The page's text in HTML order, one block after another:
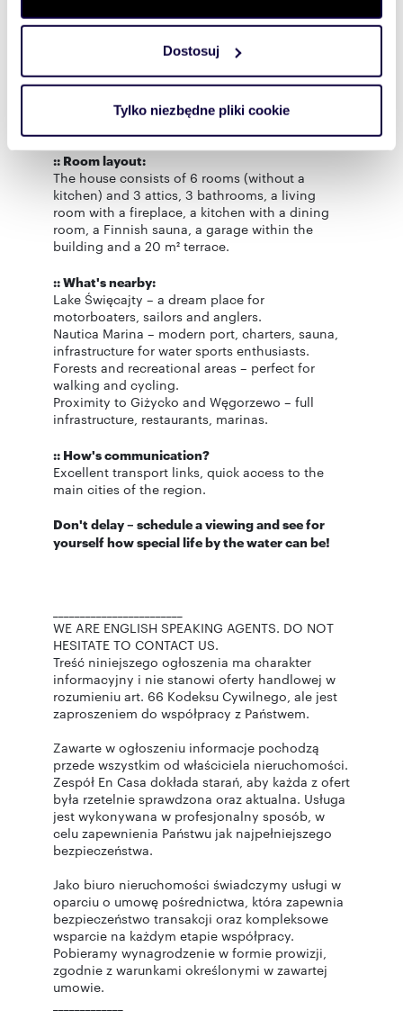
zmienić lub wycofać swoją zgodę w dowolnej chwili.
Wykorzystujemy pliki cookie do spersonalizowania treści
i reklam, aby oferować funkcje społecznościowe i
korzystasz z naszej witryny, udostępniamy partnerom
Partnerzy mogą połączyć te informacje z innymi danymi
otrzymanymi od Ciebie lub uzyskanymi podczas
korzystania z ich usług.
Dostosuj
Tylko niezbędne pliki cookie
Children's area – two bedrooms and an attic,
The guest area is 100% independent, with a
separate entrance, kitchenette, bathroom, and
mezzanine. Additionally, the house has a
basement and a private wellness area with a
:: Room layout:
The house consists of 6 rooms (without a
kitchen) and 3 attics, 3 bathrooms, a living
room with a fireplace, a kitchen with a dining
room, a Finnish sauna, a garage within the
building and a 20 m² terrace.
:: What's nearby:
Lake Święcajty – a dream place for
motorboaters, sailors and anglers.
Nautica Marina – modern port, charters, sauna,
infrastructure for water sports enthusiasts.
Forests and recreational areas – perfect for
walking and cycling.
Proximity to Giżycko and Węgorzewo – full
infrastructure, restaurants, marinas.
:: How's communication?
Excellent transport links, quick access to the
main cities of the region.
Don't delay – schedule a viewing and see for
yourself how special life by the water can be!
WE ARE ENGLISH SPEAKING AGENTS. DO NOT
HESITATE TO CONTACT US.
Treść niniejszego ogłoszenia ma charakter
informacyjny i nie stanowi oferty handlowej w
rozumieniu art. 66 Kodeksu Cywilnego, ale jest
zaproszeniem do współpracy z Państwem.
Zawarte w ogłoszeniu informacje pochodzą
przede wszystkim od właściciela nieruchomości.
Zespół En Casa dokłada starań, aby każda z ofert
była rzetelnie sprawdzona oraz aktualna. Usługa
jest wykonywana w profesjonalny sposób, w
celu zapewnienia Państwu jak najpełniejszego
bezpieczeństwa.
Jako biuro nieruchomości świadczymy usługi w
oparciu o umowę pośrednictwa, która zapewnia
bezpieczeństwo transakcji oraz kompleksowe
wsparcie na każdym etapie współpracy.
Pobieramy wynagrodzenie w formie prowizji,
zgodnie z warunkami określonymi w zawartej
umowie.